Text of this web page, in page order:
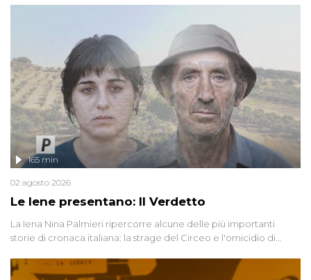
Le Iene presentano: Il Verdetto
165 min
02 agosto 2026
La Iena Nina Palmieri ripercorre alcune delle più importanti
storie di cronaca italiana: la strage del Circeo e l'omicidio di